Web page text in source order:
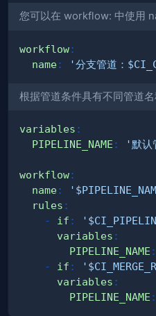
您可以在 workflow: 中使用
workflow:
name: '分支管道：
根据管道条件具有不同管道名
variables :
PIPELINE_NAME : '默认
workflow:
name:
rules :
-
if :
variables :
PIPELINE_NAME :
-
if :
variables :
PIPELINE_NAME :